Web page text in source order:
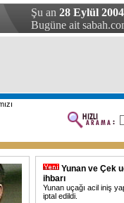
Şu an 28 Eylül 2004
Bugüne ait
Yunan ve Çek
ihbarı
Yunan uçağı acil iniş
iptal edildi.